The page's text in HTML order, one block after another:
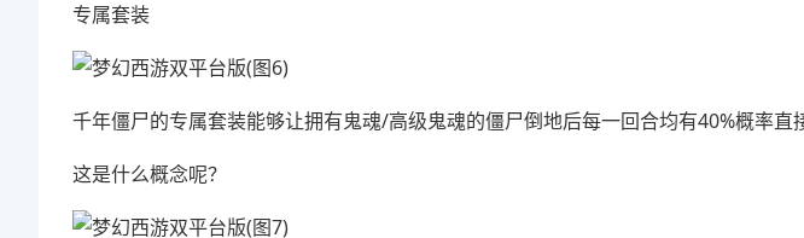
专属套装
千年僵尸的专属套装能够让拥有鬼魂/高级鬼魂的僵尸倒地后每一回合均有40%概率直
这是什么概念呢？